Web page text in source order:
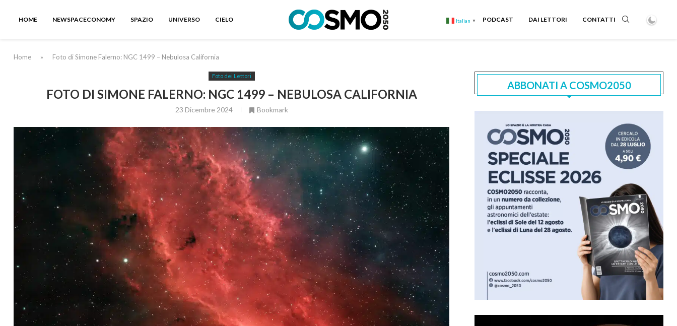
HOME NEWSPACECONOMY SPAZIO UNIVERSO CIELO Italian ▼ PODCAST DAI LETTORI CONTATTI
Home » Foto di Simone Falerno: NGC 1499 – Nebulosa California
Foto dei Lettori
FOTO DI SIMONE FALERNO: NGC 1499 – NEBULOSA CALIFORNIA
23 Dicembre 2024 Bookmark
ABBONATI A COSMO2050